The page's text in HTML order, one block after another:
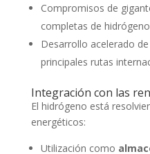
Compromisos de
completas de hidrógeno
Desarrollo acelerado
principales rutas
Integración con las
El hidrógeno está
energéticos:
Utilización como